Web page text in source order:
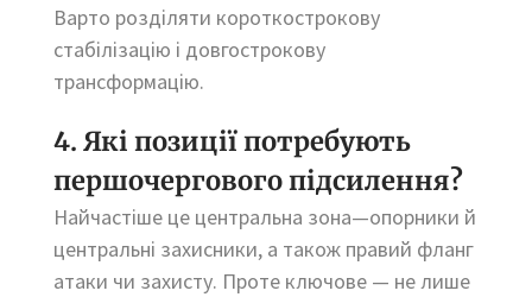
Варто розділяти короткострокову
стабілізацію і довгострокову
трансформацію.
4. Які позиції потребують
першочергового підсилення?
Найчастіше це центральна зона—опорники й
центральні захисники, а також правий фланг
атаки чи захисту. Проте ключове — не лише